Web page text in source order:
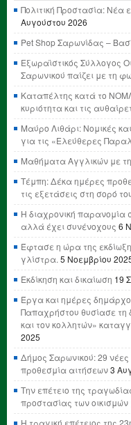
Πολιτική Προστασία: Νέα
Αυγούστου 2026
Pet Shop Σαρωνίδας –
Εξωραϊστικός Σύλλογος
Σαρωνικού παίζει με τη
Καταπέλτης κατά το
κυριότητα και τις
Μαύρο Λιθάρι: Νομικές
για τις «Ελεύθερες
Μαθήματα Αγγλικών με
Τέμπη: Δέκα ημέρες
τις εξετάσεις στη σορό
Η διαχρονική παρανομία
αλλά έχει συνένοχους 6
Έφτασε η ώρα της
γλίστρα. 5 Νοεμβρίου
Εκδίκηση και δικαίωση 19
Έργα και ημέρες
Παπαχρήστου θυσίασε
και τον κολλητών»
2025
Δήμος Σαρωνικού: 29 νέες
προθεσμία αιτήσεων3
Την επέτειο της
προστασίας των
Η τραγική επέτειος της